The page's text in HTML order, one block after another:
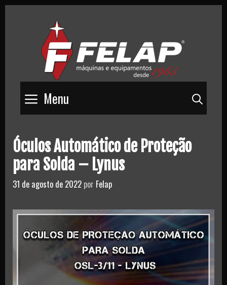
Menu
Óculos Automático de Proteção
para Solda – Lynus
31 de agosto de 2022 por Felap